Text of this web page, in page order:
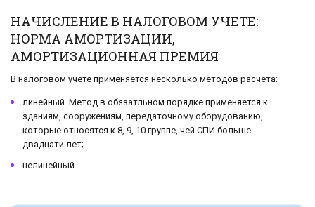
НАЧИСЛЕНИЕ В НАЛОГОВОМ УЧЕТЕ:
НОРМА АМОРТИЗАЦИИ,
АМОРТИЗАЦИОННАЯ ПРЕМИЯ
В налоговом учете применяется несколько методов расчета:
линейный. Метод в обязатльном порядке применяется к
зданиям, сооружениям, передаточному оборудованию,
которые относятся к 8, 9, 10 группе, чей СПИ больше
двадцати лет;
нелинейный.